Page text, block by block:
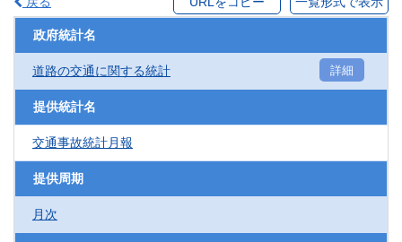
政府統計名
道路の交通に関する統計 詳細
提供統計名
交通事故統計月報
提供周期
月次